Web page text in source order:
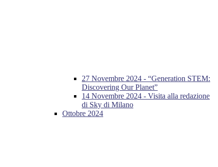
27 Novembre 2024 - “Generation STEM:
Discovering Our Planet”
14 Novembre 2024 - Visita alla redazione
di Sky di Milano
Ottobre 2024